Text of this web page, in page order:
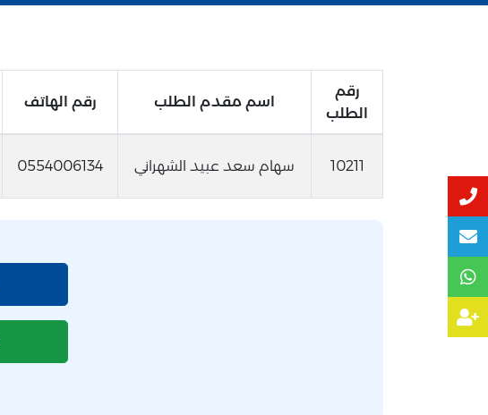
رقم
الطلب
اسم مقدم الطلب رقم الهاتف
10211 سهام سعد عبيد الشهراني 0554006134